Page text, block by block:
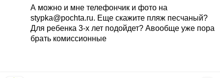
варианте решили остановиться,так как и к
морю близко(3-5мин) и рыночек рядом.Только
там не совсем квартира,вернее даже
квартира.но не в большом доме, а такой себе
А можно и мне телефончик и фото на
stypka@pochta.ru. Еще скажите пляж песчаный?
Для ребенка 3-х лет подойдет? Авообще уже пора
брать комиссионные